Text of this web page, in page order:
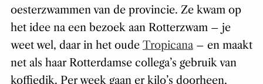
oesterzwammen van de provincie. Ze kwam op
het idee na een bezoek aan Rotterzwam – je
weet wel, daar in het oude Tropicana– en maakt
net als haar Rotterdamse collega’s gebruik van
koffiedik. Per week gaan er kilo’s doorheen,